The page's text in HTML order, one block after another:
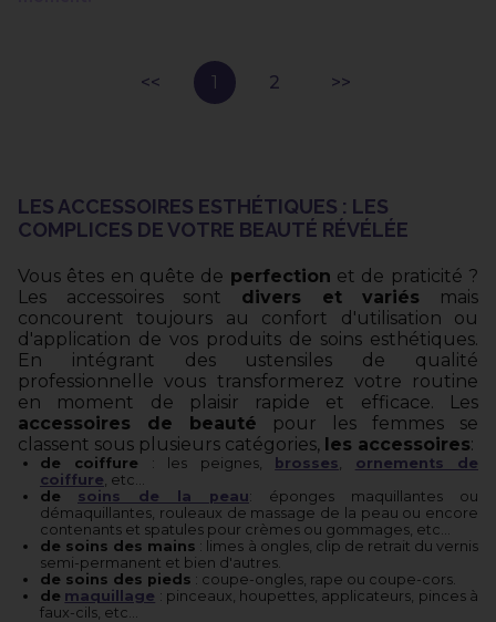
1 2
LES ACCESSOIRES ESTHÉTIQUES : LES
COMPLICES DE VOTRE BEAUTÉ RÉVÉLÉE
Vous êtes en quête de perfection et de praticité ?
Les accessoires sont divers et variés mais
concourent toujours au confort d'utilisation ou
d'application de vos produits de soins esthétiques.
En intégrant des ustensiles de qualité
professionnelle vous transformerez votre routine
en moment de plaisir rapide et efficace. Les
accessoires de beauté pour les femmes se
classent sous plusieurs catégories, les accessoires:
de coiffure : les peignes, brosses, ornements de
coiffure, etc...
de
soins de la peau: éponges maquillantes ou
démaquillantes, rouleaux de massage de la peau ou encore
contenants et spatules pour crèmes ou gommages, etc...
de soins des mains : limes à ongles, clip de retrait du vernis
semi-permanent et bien d'autres.
de soins des pieds : coupe-ongles, rape ou coupe-cors.
de maquillage : pinceaux, houpettes, applicateurs, pinces à
faux-cils, etc...